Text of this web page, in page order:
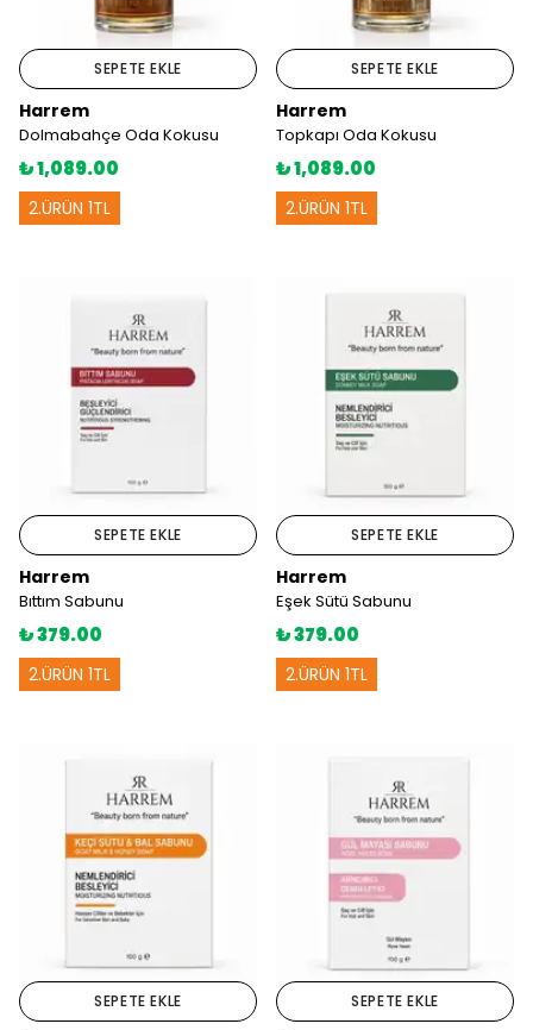
SEPETE EKLE
Harrem
Dolmabahçe Oda Kokusu
₺ 1,089.00
2.ÜRÜN 1TL
SEPETE EKLE
Harrem
Topkapı Oda Kokusu
₺ 1,089.00
2.ÜRÜN 1TL
SEPETE EKLE
Harrem
Bıttım Sabunu
₺ 379.00
2.ÜRÜN 1TL
SEPETE EKLE
Harrem
Eşek Sütü Sabunu
₺ 379.00
2.ÜRÜN 1TL
SEPETE EKLE SEPETE EKLE